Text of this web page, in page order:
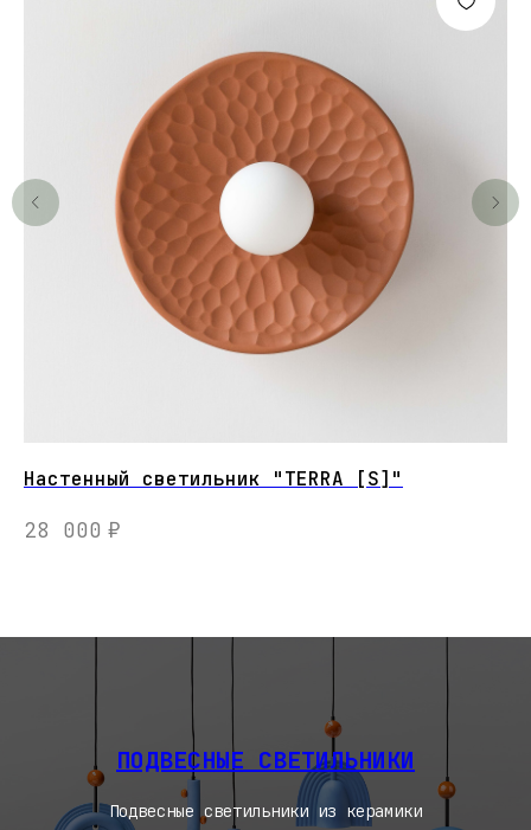
Настенный светильник "TERRA [S]"
28 000 ₽
ПОДВЕСНЫЕ СВЕТИЛЬНИКИ
Подвесные светильники из керамики